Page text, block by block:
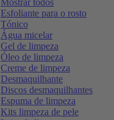
Mostrar todos
Esfoliante para o rosto
Tónico
Água micelar
Gel de limpeza
Óleo de limpeza
Creme de limpeza
Desmaquilhante
Discos desmaquilhantes
Espuma de limpeza
Kits limpeza de pele